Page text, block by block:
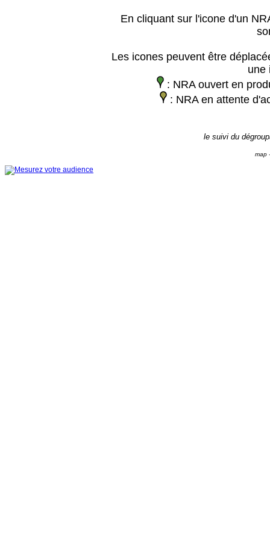
En cliquant sur l'icone d'un
Les icones peuvent être
une
: NRA ouvert en
: NRA en attente
le suivi du
map